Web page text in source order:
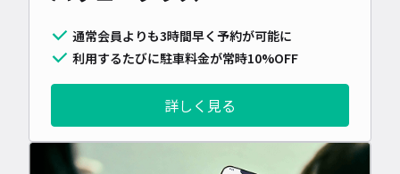
通常会員よりも3時間早く予約が可能に
利用するたびに駐車料金が常時10%OFF
詳しく見る